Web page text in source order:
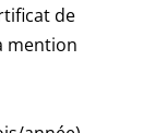
de
mention